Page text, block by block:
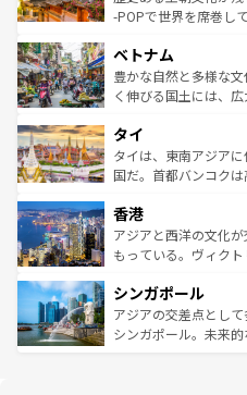
い。オーストラリア
参照してほしい。
驚きをもたらしてく
容にもいいと評判のス
が味わえる。
照してほしい。
-POPで世界を席巻し
き、地方に足を延ばせ
できる。そして、キ
まで、さまざまな韓
リティに包まれながら
わ
覧を参照してほしい。
ベトナム
豊かな自然と多様な
く伸びる国土には、
急速な発展と共に伝統
ーチミン市のフラン
醸し出している。ま
とつ。フォーやバイン
ひ現地で味わいたい
が旅行者を迎えてく
参照してほしい。
タイ
タイは、東南アジア
国だ。首都バンコク
の活気が交差している
帯で自然と触れ合い
いビーチでリゾート
激する。気候は一年中
が待っている。親し
た文化、そして多様
香港
アジアと西洋の文化
もっている。ヴィク
み、どこを訪れても感
ており、効率よく見
うな絶景から文化的
シンガポール
アジアの交差点とし
シンガポール。未来